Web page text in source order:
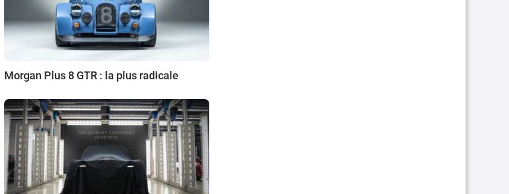
Morgan Plus 8 GTR : la plus radicale